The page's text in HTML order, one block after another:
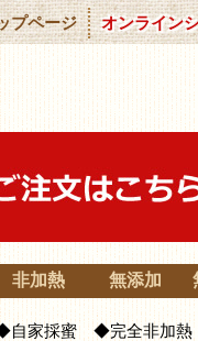
プページ オンライン
非加熱 無添加
自家採蜜 ◆完全非加熱